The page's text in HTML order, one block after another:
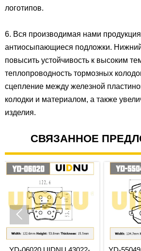
логотипов.
6. Вся производимая нами
антиосыпающиеся подложки.
повысить устойчивость к высоким
теплопроводность тормозных
сцепление между железной
колодки и материалом, а также
изделия.
СВЯЗАННОЕ
